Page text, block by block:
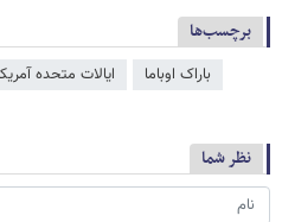
برچسب‌ها
باراک اوباما ایالات متحده
نظر شما